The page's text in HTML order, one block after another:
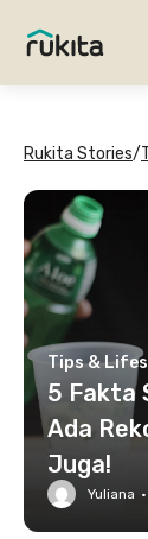
Rukita Stories/
Tips &
5 Fakta
Ada
Juga!
Yuliana ·